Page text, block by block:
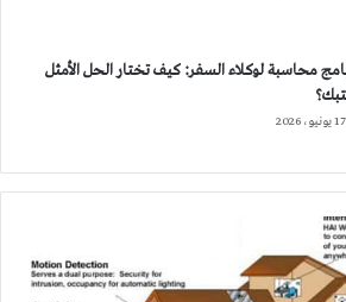
محاسبة لوكلاء السفر: كيف تختار الحل الأمثل
17 يونيو، 2026